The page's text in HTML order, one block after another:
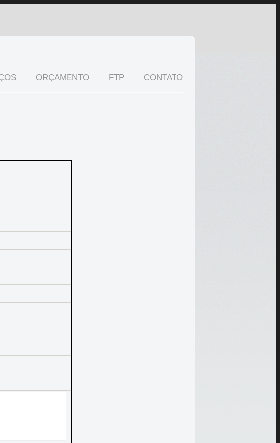
ORÇAMENTO FTP CONTATO